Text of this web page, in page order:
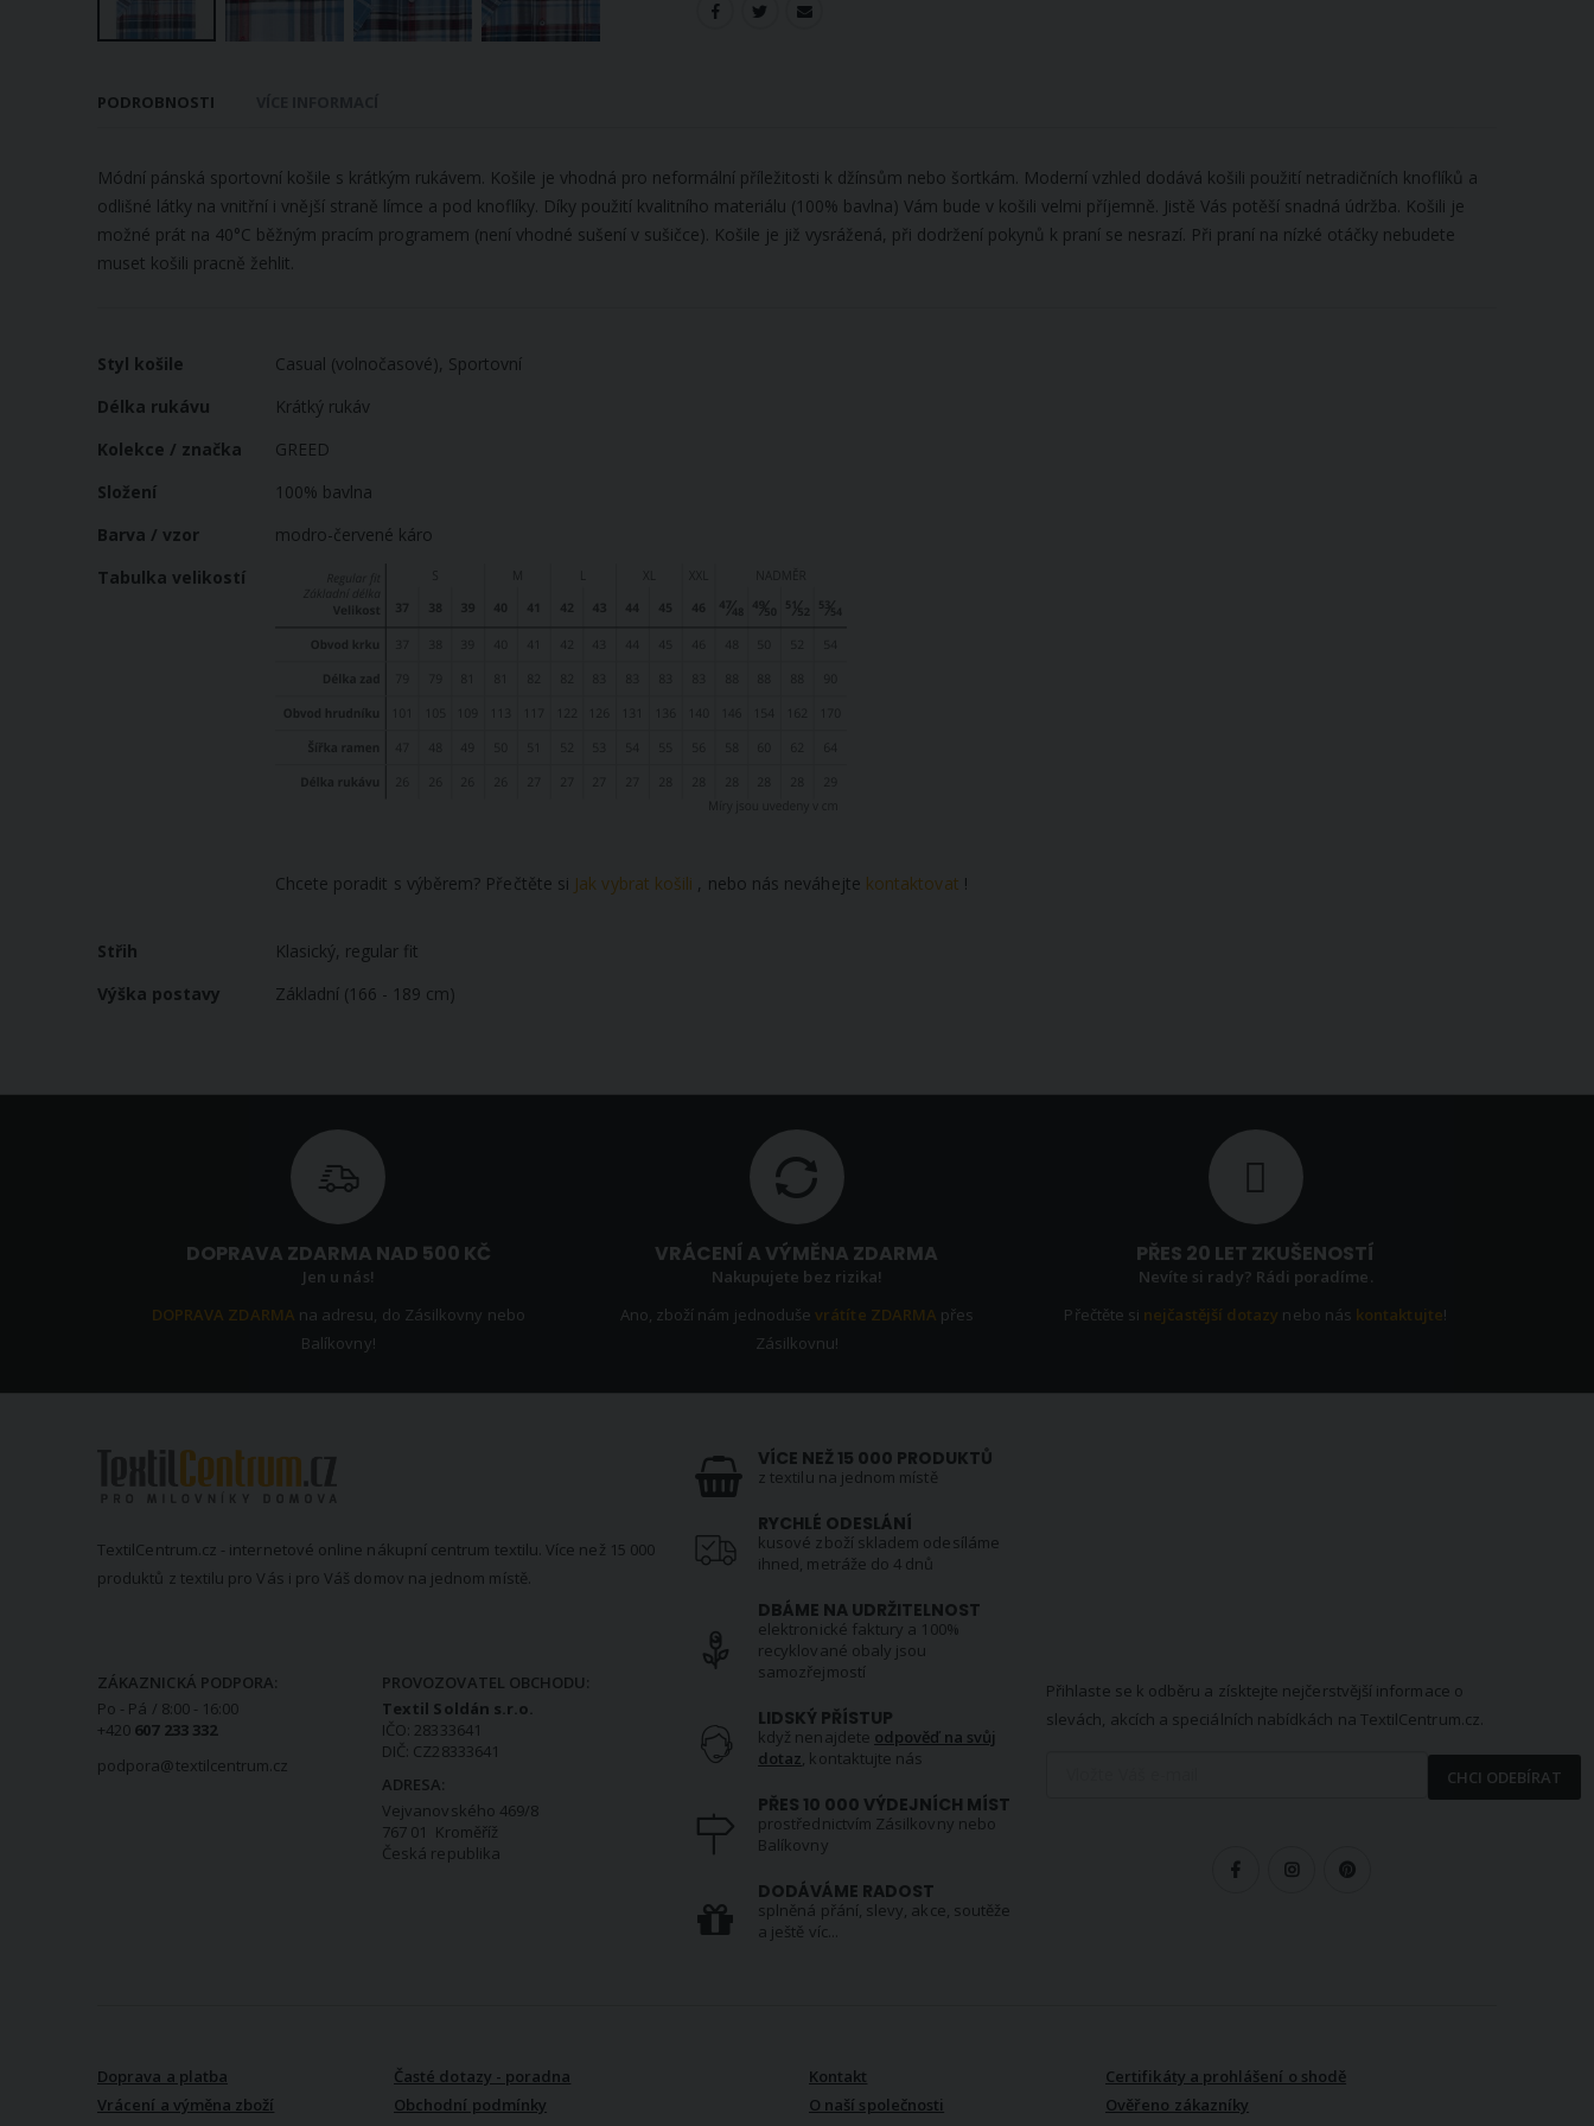
začátek
s
obrázky
PODROBNOSTI
Módní pánská sportovní košile s krátkým rukávem. Košile je vhodná pro neformální příležitosti k džínsům nebo šortkám. Moderní vzhled dodává košili použití netradičních knoflíků a
odlišné látky na vnitřní i vnější straně límce a pod knoflíky. Díky použití kvalitního materiálu (100% bavlna) Vám bude v košili velmi příjemně. Jistě Vás potěší snadná údržba. Košili je
možné prát na 40°C běžným pracím programem (není vhodné sušení v sušičce). Košile je již vysrážená, při dodržení pokynů k praní se nesrazí. Při praní na nízké otáčky nebudete
muset košili pracně žehlit.
Více
Styl košile
Casual (volnočasové), Sportovní
Délka rukávu
Krátký rukáv
Kolekce / značka
GREED
Složení
100% bavlna
Barva / vzor
modro-červené káro
Tabulka velikostí
Chcete poradit s výběrem? Přečtěte si Jak vybrat košili , nebo nás neváhejte kontaktovat !
Střih
Klasický, regular fit
Výška postavy
Základní (166 - 189 cm)
DOPRAVA ZDARMA NAD 500 KČ
Jen u nás!
DOPRAVA ZDARMA na adresu, do Zásilkovny nebo
Balíkovny!
VRÁCENÍ A VÝMĚNA ZDARMA
Nakupujete bez rizika!
Ano, zboží nám jednoduševrátíte ZDARMA přes
Zásilkovnu!
PŘES 20 LET ZKUŠENOSTÍ
Nevíte si rady? Rádi poradíme.
Přečtěte si nejčastější dotazy nebo nás kontaktujte!
TextilCentrum.cz - internetové online nákupní centrum textilu. Více než 15 000
produktů z textilu pro Vás i pro Váš domov na jednom místě.
ZÁKAZNICKÁ PODPORA:
Po - Pá / 8:00 - 16:00
+420 607 233 332
podpora@textilcentrum.cz
PROVOZOVATEL OBCHODU:
Textil Soldán s.r.o.
IČO: 28333641
DIČ: CZ28333641
ADRESA:
Vejvanovského 469/8
767 01 Kroměříž
Česká republika
VÍCE NEŽ 15 000 PRODUKTŮ
z textilu na jednom místě
RYCHLÉ ODESLÁNÍ
kusové zboží skladem odesíláme
ihned, metráže do 4 dnů
DBÁME NA UDRŽITELNOST
elektronické faktury a 100%
recyklované obaly jsou
samozřejmostí
LIDSKÝ PŘÍSTUP
když nenajdete odpověď na svůj
dotaz, kontaktujte nás
PŘES 10 000 VÝDEJNÍCH MÍST
prostřednictvím Zásilkovny nebo
Balíkovny
DODÁVÁME RADOST
splněná přání, slevy, akce, soutěže
a ještě víc...
Přihlaste se k odběru a získtejte nejčerstvější informace o
slevách, akcích a speciálních nabídkách na TextilCentrum.cz.
CHCI ODEBÍRAT
Doprava a platba
Vrácení a výměna zboží
Časté dotazy - poradna
Obchodní podmínky
Kontakt
O naší společnosti
Certifikáty a prohlášení o shodě
Ověřeno zákazníky